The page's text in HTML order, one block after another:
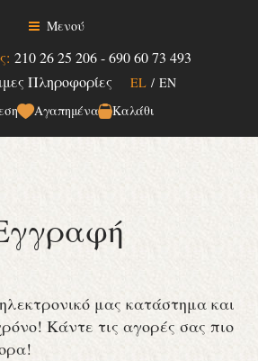
Μενού
210 26 25 206-690 60 73 493
Πληροφορίες
EL / EN
Αγαπημένα Καλάθι
μας κατάστημα και
Κάντε τις αγορές σας πιο